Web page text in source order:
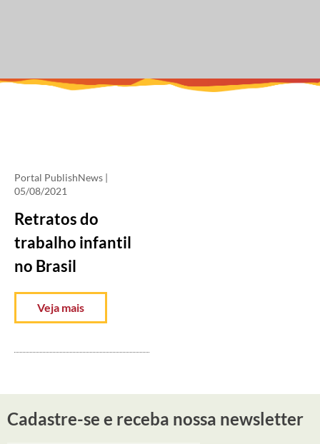
Portal PublishNews |
05/08/2021
Retratos do
trabalho infantil
no Brasil
Veja mais
Cadastre-se e receba nossa newsletter